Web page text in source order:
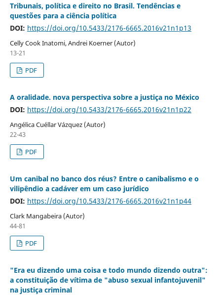
Tribunais, política e direito no Brasil. Tendências e
questões para a ciência política
DOI: https://doi.org/10.5433/2176-6665.2016v21n1p13
Celly Cook Inatomi, Andrei Koerner (Autor)
13-21
PDF
A oralidade. nova perspectiva sobre a justiça no México
DOI: https://doi.org/10.5433/2176-6665.2016v21n1p22
Angélica Cuéllar Vázquez (Autor)
22-43
PDF
Um canibal no banco dos réus? Entre o canibalismo e o
vilipêndio a cadáver em um caso jurídico
DOI: https://doi.org/10.5433/2176-6665.2016v21n1p44
Clark Mangabeira (Autor)
44-81
PDF
"Era eu dizendo uma coisa e todo mundo dizendo outra":
a constituição de vítima de "abuso sexual infantojuvenil"
na justiça criminal